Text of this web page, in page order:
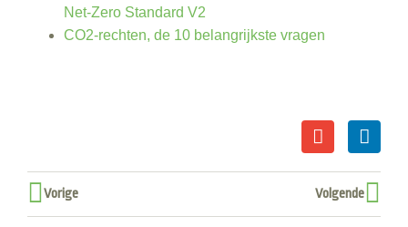
Net‑Zero Standard V2
CO2-rechten, de 10 belangrijkste vragen
Vorige Volgende